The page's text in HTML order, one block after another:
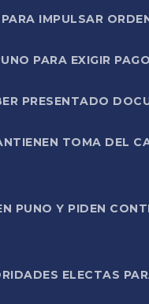
IMPULSAR
PARA EXIGIR
PRESENTADO
TOMA DEL
PUNO Y PIDEN
ELECTAS